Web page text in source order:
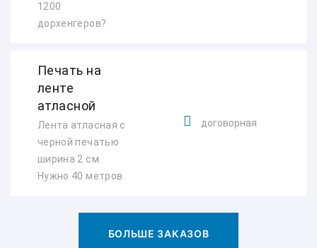
1200
дорхенгеров?
Печать на
ленте
атласной
Лента атласная с
черной печатью
ширина 2 см.
Нужно 40 метров
договорная
БОЛЬШЕ ЗАКАЗОВ